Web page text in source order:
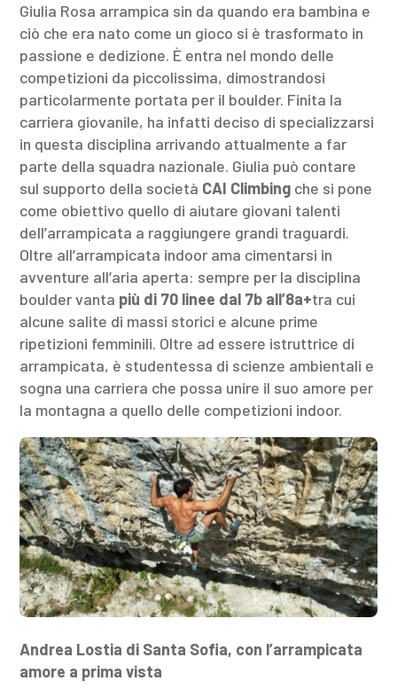
Giulia Rosa arrampica sin da quando era bambina e
ciò che era nato come un gioco si è trasformato in
passione e dedizione. È entra nel mondo delle
competizioni da piccolissima, dimostrandosi
particolarmente portata per il boulder. Finita la
carriera giovanile, ha infatti deciso di specializzarsi
in questa disciplina arrivando attualmente a far
parte della squadra nazionale. Giulia può contare
sul supporto della società CAI Climbing che si pone
come obiettivo quello di aiutare giovani talenti
dell’arrampicata a raggiungere grandi traguardi.
Oltre all’arrampicata indoor ama cimentarsi in
avventure all’aria aperta: sempre per la disciplina
boulder vanta più di 70 linee dal 7b all’8a+tra cui
alcune salite di massi storici e alcune prime
ripetizioni femminili. Oltre ad essere istruttrice di
arrampicata, è studentessa di scienze ambientali e
sogna una carriera che possa unire il suo amore per
la montagna a quello delle competizioni indoor.
Andrea Lostia di Santa Sofia, con l’arrampicata
amore a prima vista